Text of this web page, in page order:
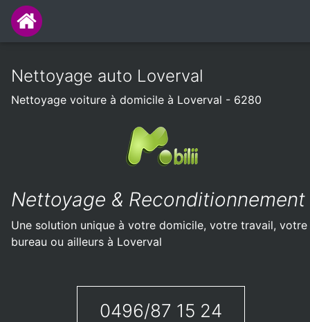
Nettoyage auto Loverval
Nettoyage voiture à domicile à Loverval - 6280
Nettoyage & Reconditionnement
Une solution unique à votre domicile, votre travail, votre
bureau ou ailleurs à Loverval
0496/87 15 24